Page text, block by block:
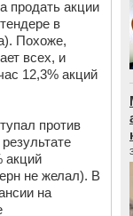
продать акции
в
Похоже,
всех, и
12,3% акций
против
акций
не желал). В
на